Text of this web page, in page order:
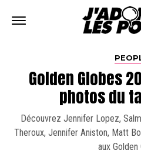
Golden Globes
photos du
Découvrez Jennifer Lopez,
Theroux, Jennifer Aniston, Matt
aux Golden